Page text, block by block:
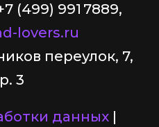
(499) 991 7889,
lovers.ru
переулок, 7,
3
данных|